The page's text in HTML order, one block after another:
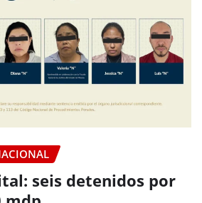
seis detenidos por